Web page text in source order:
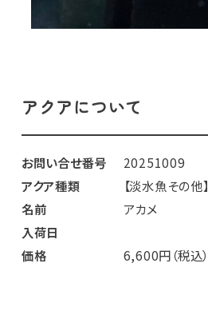
アクアについて
お問い合せ番号
20251009
アクア種類
【淡水魚その他】
名前
アカメ
入荷日
価格
6,600円（税込）